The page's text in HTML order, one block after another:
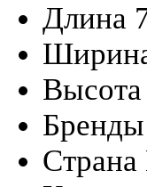
Длина
Высота
Бренды
Страна